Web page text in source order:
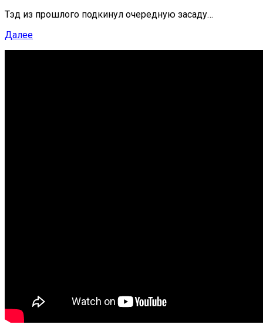
Тэд из прошлого подкинул очередную засаду…
Далее